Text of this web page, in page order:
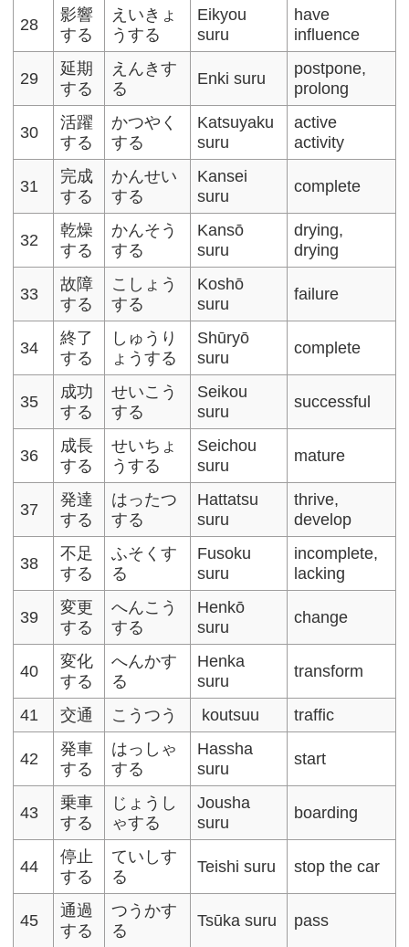
28
影響
する
えいきょ
うする
Eikyou
suru
have
influence
29
延期
する
えんきす
る
Enki suru
postpone,
prolong
30
活躍
する
かつやく
する
Katsuyaku
suru
active
activity
31
完成
する
かんせい
する
Kansei
suru
complete
32
乾燥
する
かんそう
する
Kansō
suru
drying,
drying
33
故障
する
こしょう
する
Koshō
suru
failure
34
終了
する
しゅうり
ょうする
Shūryō
suru
complete
35
成功
する
せいこう
する
Seikou
suru
successful
36
成長
する
せいちょ
うする
Seichou
suru
mature
37
発達
する
はったつ
する
Hattatsu
suru
thrive,
develop
38
不足
する
ふそくす
る
Fusoku
suru
incomplete,
lacking
39
変更
する
へんこう
する
Henkō
suru
change
40
変化
する
へんかす
る
Henka
suru
transform
41 交通 こうつう koutsuu traffic
42
発車
する
はっしゃ
する
Hassha
suru
start
43
乗車
する
じょうし
ゃする
Jousha
suru
boarding
44
停止
する
ていしす
る
Teishi suru stop the car
45
通過
する
つうかす
る
Tsūka suru pass